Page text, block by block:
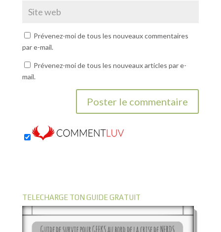
Prévenez-moi de tous les nouveaux commentaires
par e-mail.
Prévenez-moi de tous les nouveaux articles par e-
mail.
TELECHARGE TON GUIDE GRATUIT